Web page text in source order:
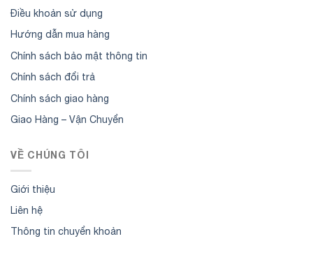
Điều khoản sử dụng
Hướng dẫn mua hàng
Chính sách bảo mật thông tin
Chính sách đổi trả
Chính sách giao hàng
Giao Hàng – Vận Chuyển
VỀ CHÚNG TÔI
Giới thiệu
Liên hệ
Thông tin chuyển khoản